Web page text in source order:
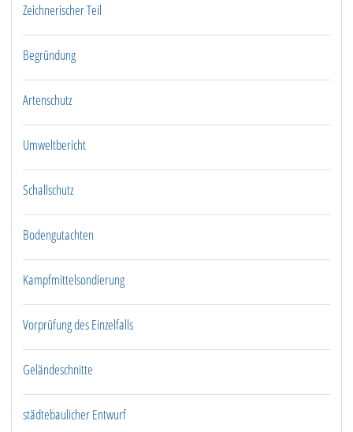
Zeichnerischer Teil
Begründung
Artenschutz
Umweltbericht
Schallschutz
Bodengutachten
Kampfmittelsondierung
Vorprüfung des Einzelfalls
Geländeschnitte
städtebaulicher Entwurf